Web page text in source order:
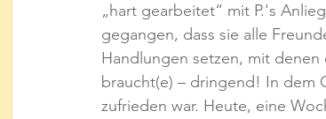
„hart gearbeitet“ mit P.'s
gegangen, dass sie alle
Handlungen setzen, mit
braucht(e) – dringend! In dem
zufrieden war. Heute, eine